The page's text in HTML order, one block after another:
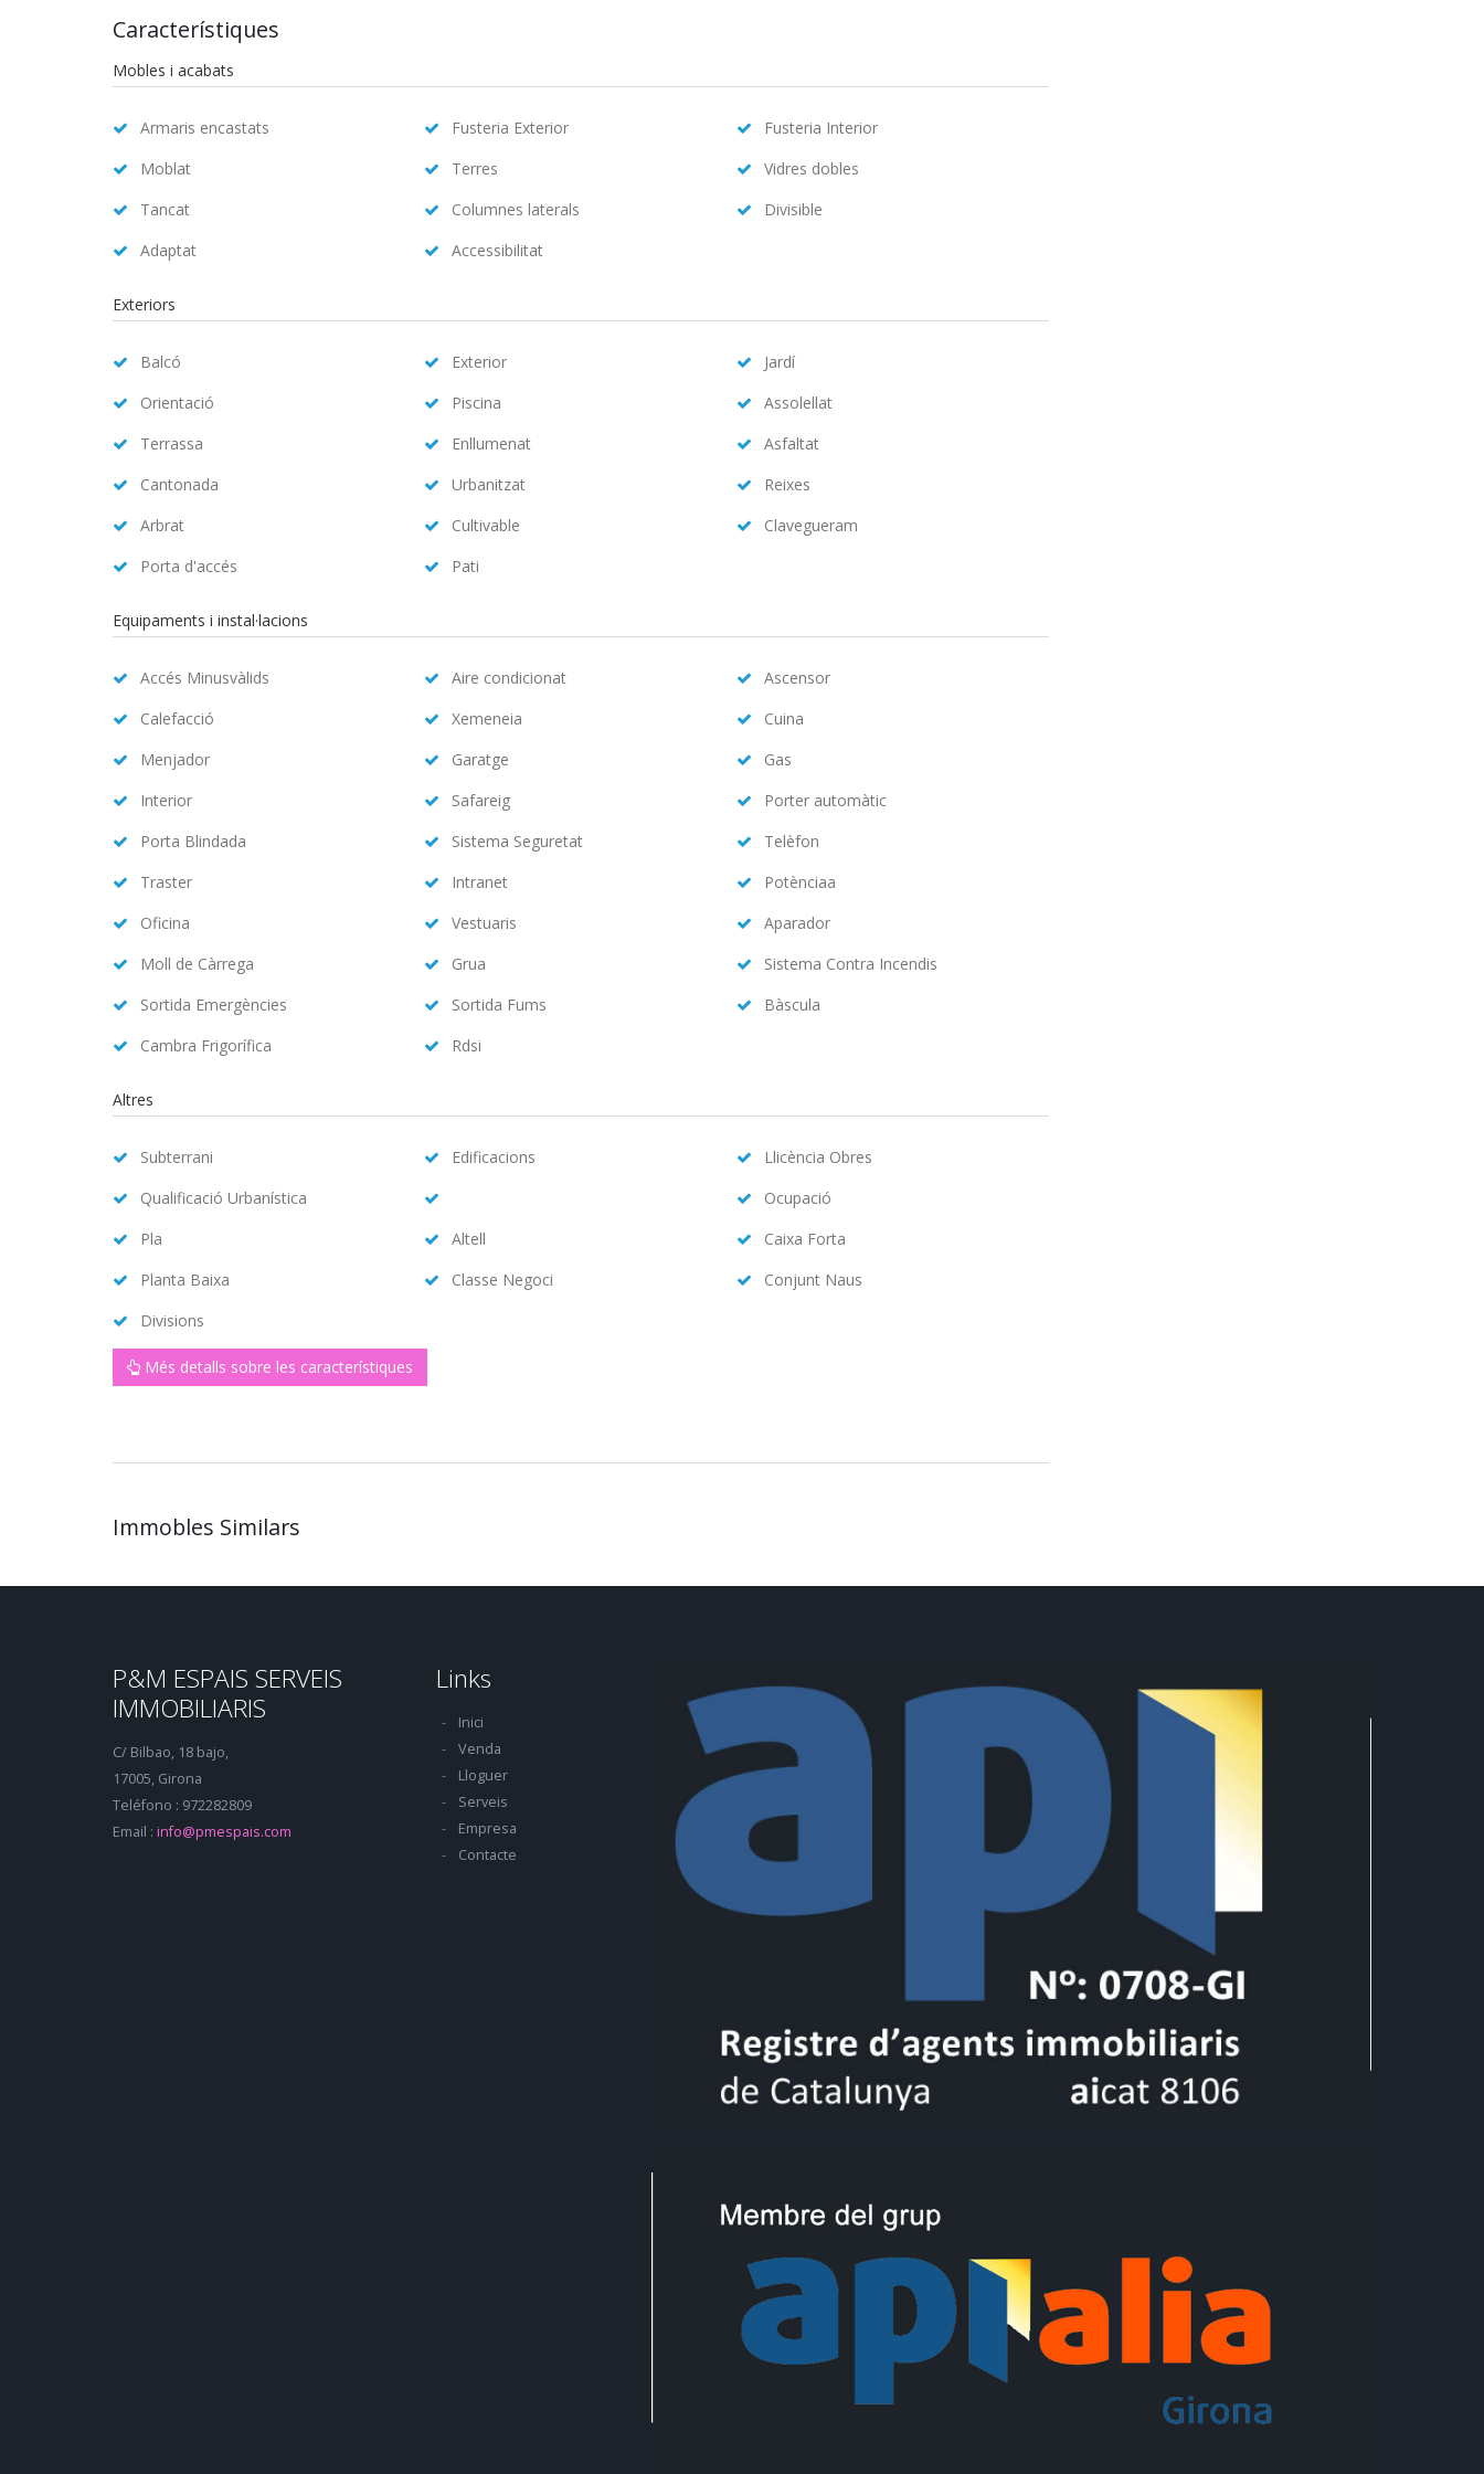
Característiques
Mobles i acabats
Armaris encastats Fusteria Exterior
Fusteria Interior
Moblat
Terres
Vidres dobles
Tancat
Columnes laterals
Divisible
Adaptat
Accessibilitat
Exteriors
Balcó Exterior
Jardí
Orientació
Piscina
Assolellat
Terrassa
Enllumenat
Asfaltat
Cantonada
Urbanitzat
Reixes
Arbrat
Cultivable
Clavegueram
Porta d'accés
Pati
Equipaments i instal·lacions
Accés Minusvàlids Aire condicionat
Ascensor
Calefacció
Xemeneia
Cuina
Menjador
Garatge
Gas
Interior
Safareig
Porter automàtic
Porta Blindada
Sistema Seguretat
Telèfon
Traster
Intranet
Potènciaa
Oficina
Vestuaris
Aparador
Moll de Càrrega
Grua
Sistema Contra Incendis
Sortida Emergències
Sortida Fums
Bàscula
Cambra Frigorífica
Rdsi
Altres
Subterrani Edificacions
Llicència Obres
Qualificació Urbanística
Ocupació
Pla
Altell
Caixa Forta
Planta Baixa
Classe Negoci
Conjunt Naus
Divisions
Més detalls sobre les característiques
Immobles Similars
P&M ESPAIS SERVEIS
IMMOBILIARIS
C/ Bilbao, 18 bajo,
17005, Girona
Teléfono : 972282809
Email : info@pmespais.com
Links
Inici
Venda
Lloguer
Serveis
Empresa
Contacte